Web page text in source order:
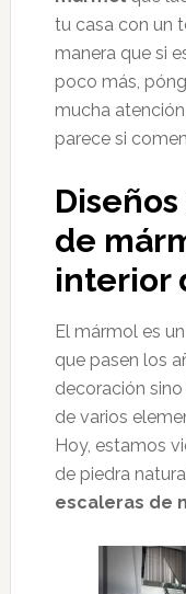
tu casa con un
manera que si
poco más,
mucha
parece si
de
interior
El mármol es
que pasen los
decoración
de varios
Hoy, estamos
de piedra
escaleras de